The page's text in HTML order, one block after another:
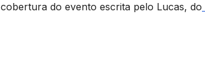
do evento escrita pelo Lucas, do